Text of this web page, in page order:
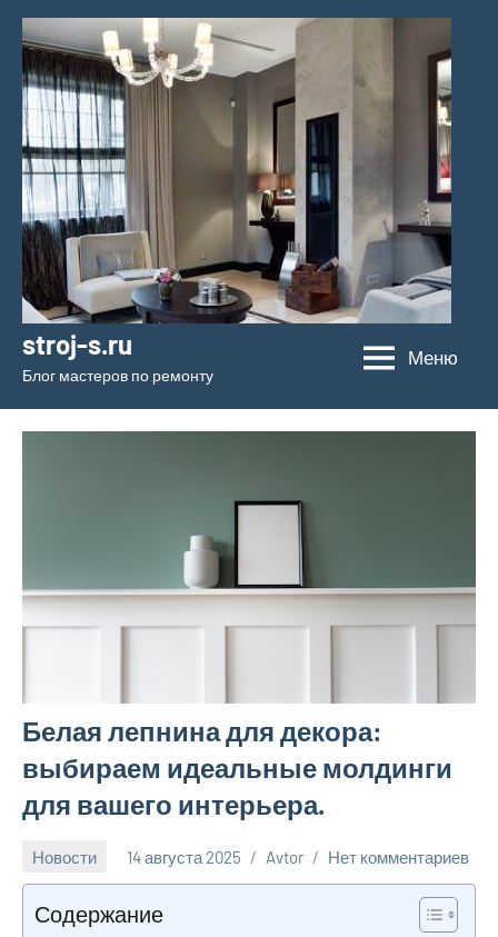
Перейти
содержимому
stroj-s.ru
Блог мастеров по ремонту
Меню
Белая лепнина для декора:
выбираем идеальные молдинги
для вашего интерьера.
Новости 14 августа 2025 Avtor Нет комментариев
Содержание